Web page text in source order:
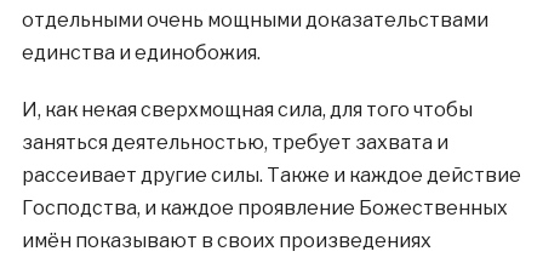
отдельными очень мощными доказательствами
единства и единобожия.
И, как некая сверхмощная сила, для того чтобы
заняться деятельностью, требует захвата и
рассеивает другие силы. Также и каждое действие
Господства, и каждое проявление Божественных
имён показывают в своих произведениях